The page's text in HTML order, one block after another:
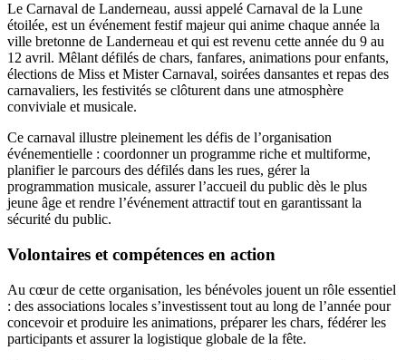
Le Carnaval de Landerneau, aussi appelé Carnaval de la Lune
étoilée, est un événement festif majeur qui anime chaque année la
ville bretonne de Landerneau et qui est revenu cette année du 9 au
12 avril. Mêlant défilés de chars, fanfares, animations pour enfants,
élections de Miss et Mister Carnaval, soirées dansantes et repas des
carnavaliers, les festivités se clôturent dans une atmosphère
conviviale et musicale.
Ce carnaval illustre pleinement les défis de l’organisation
événementielle : coordonner un programme riche et multiforme,
planifier le parcours des défilés dans les rues, gérer la
programmation musicale, assurer l’accueil du public dès le plus
jeune âge et rendre l’événement attractif tout en garantissant la
sécurité du public.
Volontaires et compétences en action
Au cœur de cette organisation, les bénévoles jouent un rôle essentiel
: des associations locales s’investissent tout au long de l’année pour
concevoir et produire les animations, préparer les chars, fédérer les
participants et assurer la logistique globale de la fête.